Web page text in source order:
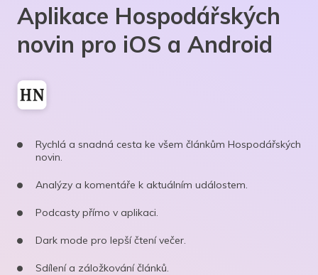
Aplikace Hospodářských
novin pro iOS a Android
Rychlá a snadná cesta ke všem článkům Hospodářských
novin.
Analýzy a komentáře k aktuálním událostem.
Podcasty přímo v aplikaci.
Dark mode pro lepší čtení večer.
Sdílení a záložkování článků.